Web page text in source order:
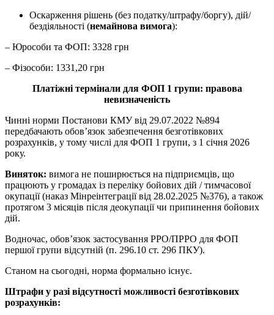
Оскарження рішень (без податку/штрафу/боргу), дій/
бездіяльності (немайнова вимога):
– Юрособи та ФОП: 3328 грн
– Фізособи: 1331,20 грн
Платіжні термінали для ФОП 1 групи: правова
невизначеність
Чинні норми Постанови КМУ від 29.07.2022 №894
передбачають обов’язок забезпечення безготівкових
розрахунків, у тому числі для ФОП 1 групи, з 1 січня 2026
року.
Виняток: вимога не поширюється на підприємців, що
працюють у громадах із переліку бойових дій / тимчасової
окупації (наказ Мінреінтеграції від 28.02.2025 №376), а також
протягом 3 місяців після деокупації чи припинення бойових
дій.
Водночас, обов’язок застосування РРО/ПРРО для ФОП
першої групи відсутній (п. 296.10 ст. 296 ПКУ).
Станом на сьогодні, норма формально існує.
Штрафи у разі відсутності можливості безготівкових
розрахунків: